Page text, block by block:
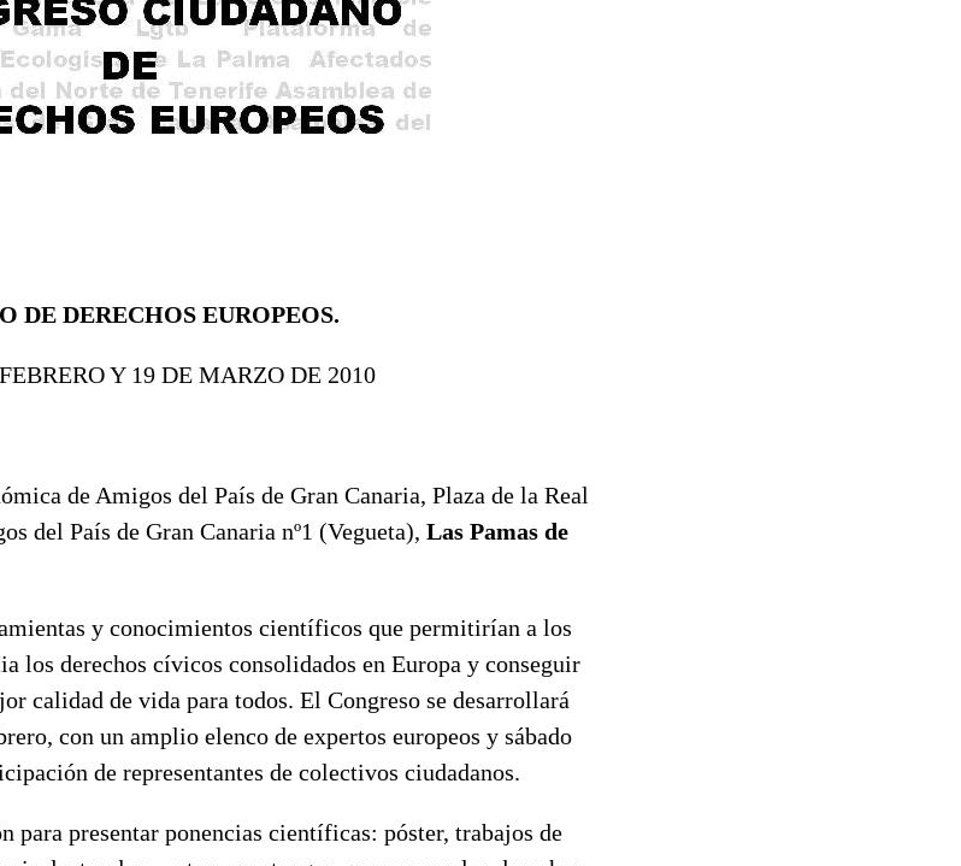
DE DERECHOS EUROPEOS.
Y 19 DE MARZO DE 2010
de Amigos del País de Gran Canaria, Plaza de la Real
del País de Gran Canaria nº1 (Vegueta), Las Pamas de
y conocimientos científicos que permitirían a los
los derechos cívicos consolidados en Europa y conseguir
calidad de vida para todos. El Congreso se desarrollará
con un amplio elenco de expertos europeos y sábado
de representantes de colectivos ciudadanos.
para presentar ponencias científicas: póster, trabajos de